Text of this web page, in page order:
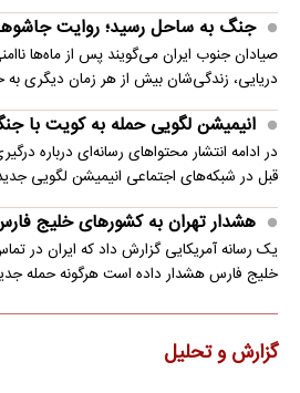
جنگ به ساحل رسید؛ روایت
صیادان جنوب ایران می‌گویند پس از ماه‌ها
دریایی، زندگی‌شان بیش از هر زمان دیگری
انیمیشن لگویی حمله به کویت با
در ادامه انتشار محتواهای رسانه‌ای درباره
قبل در شبکه‌های اجتماعی انیمیشن لگویی
هشدار تهران به کشورهای خلیج
یک رسانه آمریکایی گزارش داد که ایران در
خلیج فارس هشدار داده است هرگونه حمله
گزارش و تحلیل